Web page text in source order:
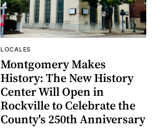
LOCALES
Montgomery Makes
History: The New History
Center Will Open in
Rockville to Celebrate the
County's 250th Anniversary